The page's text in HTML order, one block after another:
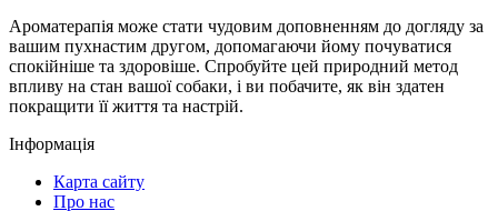
Ароматерапія може стати чудовим доповненням до догляду за
вашим пухнастим другом, допомагаючи йому почуватися
спокійніше та здоровіше. Спробуйте цей природний метод
впливу на стан вашої собаки, і ви побачите, як він здатен
покращити її життя та настрій.
Інформація
Карта сайту
Про нас